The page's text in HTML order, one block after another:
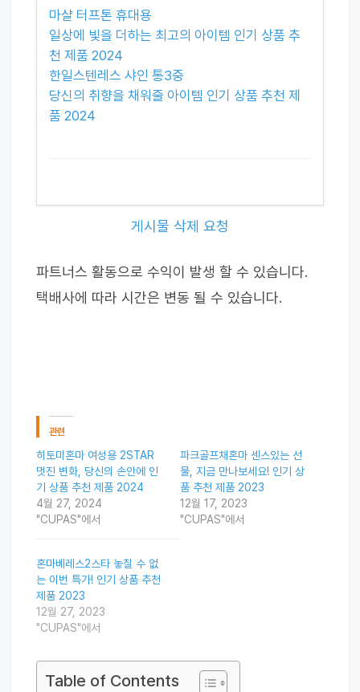
마샬 터프톤 휴대용
일상에 빛을 더하는 최고의 아이템 인기 상품 추
천 제품 2024
한일스텐레스 샤인 통3중
당신의 취향을 채워줄 아이템 인기 상품 추천 제
품 2024
게시물 삭제 요청
파트너스 활동으로 수익이 발생 할 수 있습니다.
택배사에 따라 시간은 변동 될 수 있습니다.
관련
히토미혼마 여성용 2STAR
멋진 변화, 당신의 손안에 인
기 상품 추천 제품 2024
4월 27, 2024
"CUPAS"에서
파크골프채혼마 센스있는 선
물, 지금 만나보세요! 인기 상
품 추천 제품 2023
12월 17, 2023
"CUPAS"에서
혼마베레스2스타 놓칠 수 없
는 이번 특가! 인기 상품 추천
제품 2023
12월 27, 2023
"CUPAS"에서
Table of Contents